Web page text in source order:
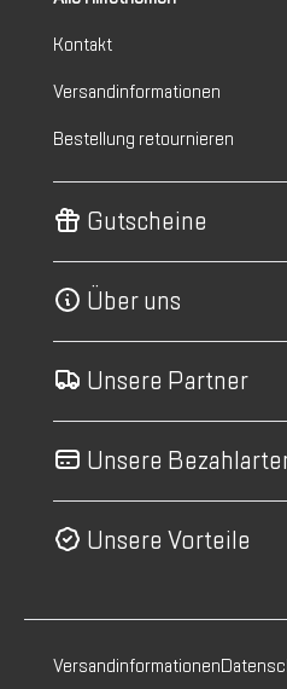
Kontakt
Versandinformationen
Bestellung retournieren
Gutscheine
Über uns
Unsere Partner
Unsere
Unsere Vorteile
Versandinformationen